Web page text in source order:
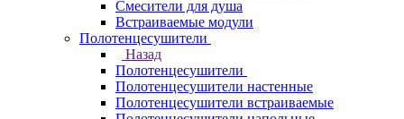
Смесители для душа
Встраиваемые модули
Полотенцесушители
Назад
Полотенцесушители
Полотенцесушители настенные
Полотенцесушители встраиваемые